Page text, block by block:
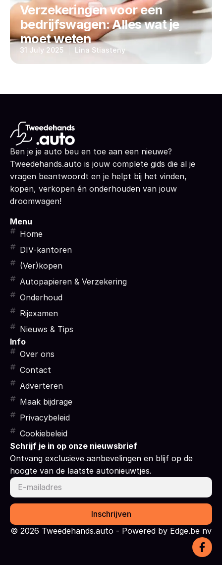
Verzekeringen voor een
bedrijfswagen: Alles wat je
moet weten
31 July 2025 Lina Stiasteny
Ben je je auto beu en toe aan een nieuwe?
Tweedehands.auto is jouw complete gids die al je
vragen beantwoordt en je helpt bij het vinden,
kopen, verkopen én onderhouden van jouw
droomwagen!
Menu
Home
DIV-kantoren
(Ver)kopen
Autopapieren & Verzekering
Onderhoud
Rijexamen
Nieuws & Tips
Info
Over ons
Contact
Adverteren
Maak bijdrage
Privacybeleid
Cookiebeleid
Schrijf je in op onze nieuwsbrief
Ontvang exclusieve aanbevelingen en blijf op de
hoogte van de laatste autonieuwtjes.
Inschrijven
© 2026 Tweedehands.auto - Powered by Edge.be nv